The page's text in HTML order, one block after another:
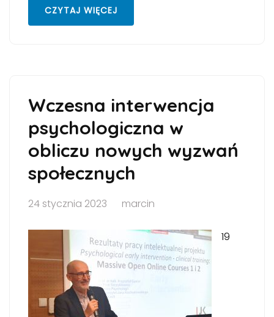
CZYTAJ WIĘCEJ
Wczesna interwencja
psychologiczna w
obliczu nowych wyzwań
społecznych
24 stycznia 2023 marcin
19